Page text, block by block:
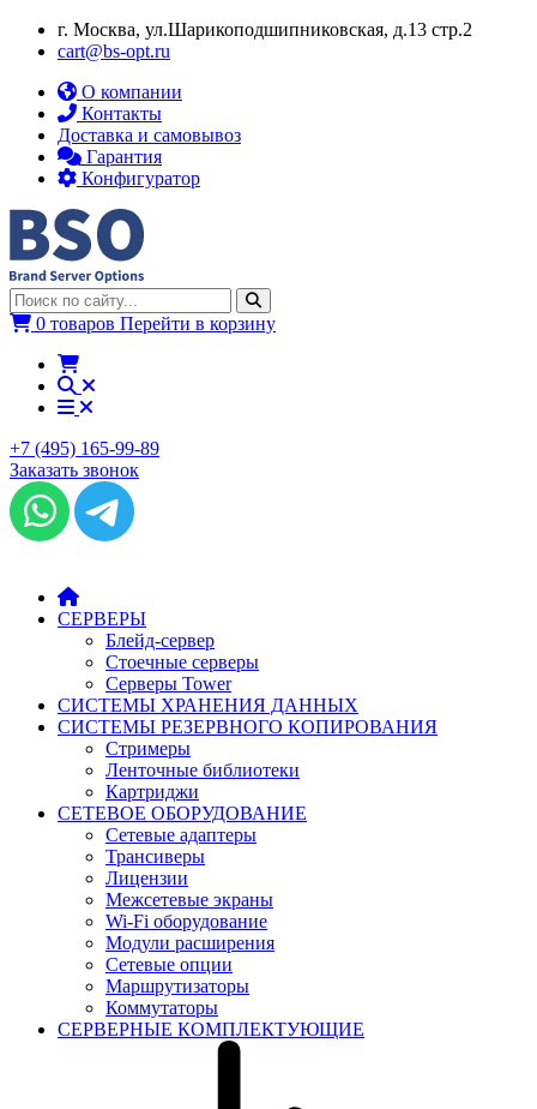
г. Москва, ул.​​Шарикоподшипниковская, д.13 стр.2
cart@bs-opt.ru
О компании
Контакты
Доставка и самовывоз
Гарантия
Конфигуратор
0 товаров Перейти в корзину
+7 (495) 165-99-89
Заказать звонок
СЕРВЕРЫ
Блейд-сервер
Стоечные серверы
Серверы Tower
СИСТЕМЫ ХРАНЕНИЯ ДАННЫХ
СИСТЕМЫ РЕЗЕРВНОГО КОПИРОВАНИЯ
Стримеры
Ленточные библиотеки
Картриджи
СЕТЕВОЕ ОБОРУДОВАНИЕ
Сетевые адаптеры
Трансиверы
Лицензии
Межсетевые экраны
Wi-Fi оборудование
Модули расширения
Сетевые опции
Маршрутизаторы
Коммутаторы
СЕРВЕРНЫЕ КОМПЛЕКТУЮЩИЕ